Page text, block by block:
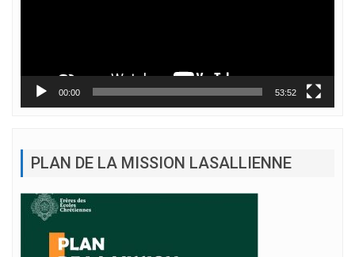
00:00 53:52
PLAN DE LA MISSION LASALLIENNE